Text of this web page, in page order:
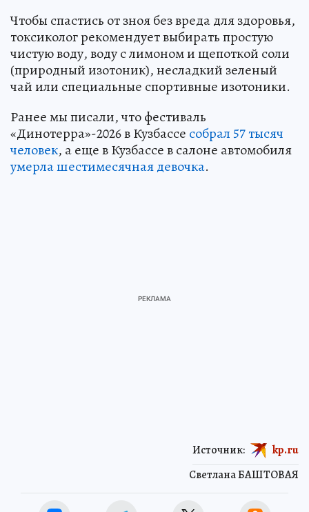
Чтобы спастись от зноя без вреда для здоровья,
токсиколог рекомендует выбирать простую
чистую воду, воду с лимоном и щепоткой соли
(природный изотоник), несладкий зеленый
чай или специальные спортивные изотоники.
Ранее мы писали, что фестиваль
«Динотерра»-2026 в Кузбассе собрал 57 тысяч
человек, а еще в Кузбассе в салоне автомобиля
умерла шестимесячная девочка.
Светлана БАШТОВАЯ
Источник: kp.ru